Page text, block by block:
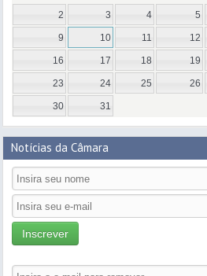
2 3 4 5
9 10 11 12
16 17 18 19
23 24 25 26
30 31
Notícias da Câmara
Inscrever